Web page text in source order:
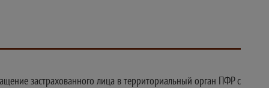
застрахованного лица в территориальный орган ПФР с